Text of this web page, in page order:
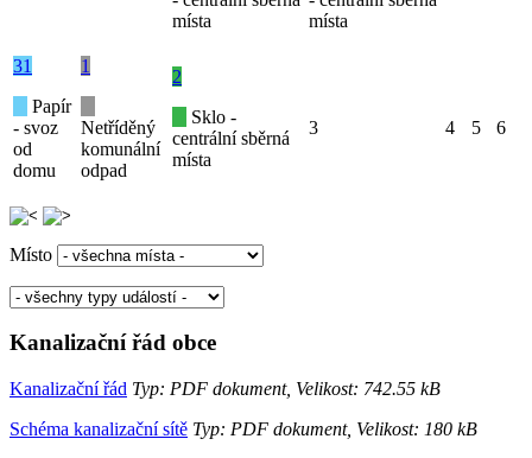
místa
místa
31
Papír
- svoz
od
domu
1
Netříděný
komunální
odpad
2
Sklo -
centrální sběrná
místa
3 4 5 6
Místo
Kanalizační řád obce
Kanalizační řád Typ: PDF dokument, Velikost: 742.55 kB
Schéma kanalizační sítě Typ: PDF dokument, Velikost: 180 kB